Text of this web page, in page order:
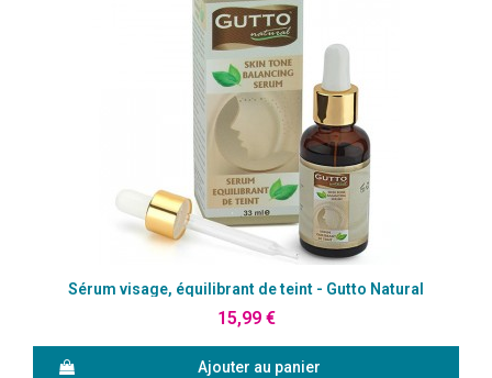
Aperçu rapide
Sérum visage, équilibrant de teint - Gutto Natural
15,99 €
Ajouter au panier